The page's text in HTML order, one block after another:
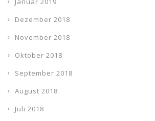
Dezember 2018
November 2018
Oktober 2018
September 2018
August 2018
Juli 2018